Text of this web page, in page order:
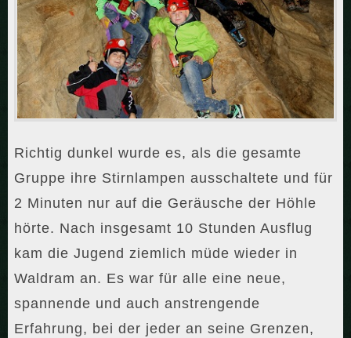
Richtig dunkel wurde es, als die gesamte
Gruppe ihre Stirnlampen ausschaltete und für
2 Minuten nur auf die Geräusche der Höhle
hörte. Nach insgesamt 10 Stunden Ausflug
kam die Jugend ziemlich müde wieder in
Waldram an. Es war für alle eine neue,
spannende und auch anstrengende
Erfahrung, bei der jeder an seine Grenzen,